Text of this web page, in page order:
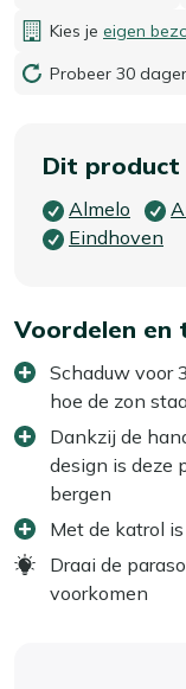
Kies je eigen
Probeer 30
Dit product
Almelo
Eindhoven
Voordelen en
Schaduw voor
hoe de zon
Dankzij de
design is deze
bergen
Met de katrol
Draai de
voorkomen